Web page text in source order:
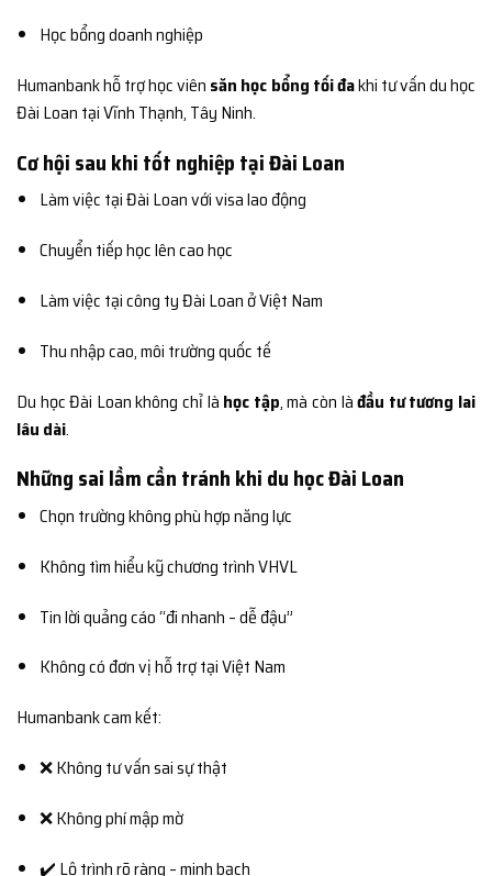
Học bổng doanh nghiệp
Humanbank hỗ trợ học viên săn học bổng tối đakhi tư vấn du học
Đài Loan tại Vĩnh Thạnh, Tây Ninh.
Cơ hội sau khi tốt nghiệp tại Đài Loan
Làm việc tại Đài Loan với visa lao động
Chuyển tiếp học lên cao học
Làm việc tại công ty Đài Loan ở Việt Nam
Thu nhập cao, môi trường quốc tế
Du học Đài Loan không chỉ là học tập, mà còn làđầu tư tương lai
lâu dài.
Những sai lầm cần tránh khi du học Đài Loan
Chọn trường không phù hợp năng lực
Không tìm hiểu kỹ chương trình VHVL
Tin lời quảng cáo “đi nhanh – dễ đậu”
Không có đơn vị hỗ trợ tại Việt Nam
Humanbank cam kết:
❌ Không tư vấn sai sự thật
❌ Không phí mập mờ
✔️ Lộ trình rõ ràng – minh bạch